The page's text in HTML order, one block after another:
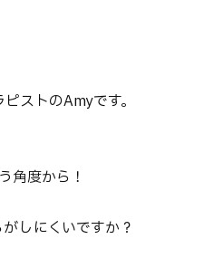
ストのAmyです。
角度から！
しにくいですか？